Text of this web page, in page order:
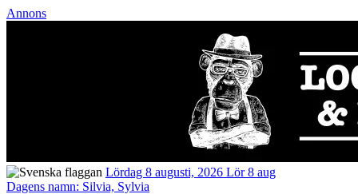
Annons
Lördag 8 augusti, 2026 Lör 8 aug
Dagens namn: Silvia, Sylvia